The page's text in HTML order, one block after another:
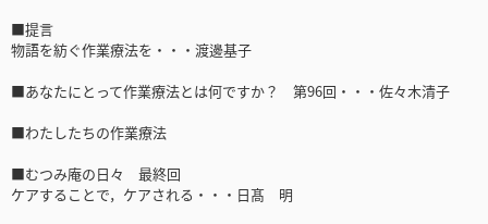
■提言
物語を紡ぐ作業療法を・・・渡邊基子
■あなたにとって作業療法とは何ですか？ 第96回・・・佐々木清子
■わたしたちの作業療法
■むつみ庵の日々 最終回
ケアすることで，ケアされる・・・日髙 明